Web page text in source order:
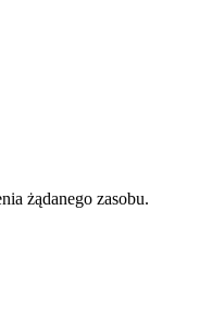
żądanego zasobu.